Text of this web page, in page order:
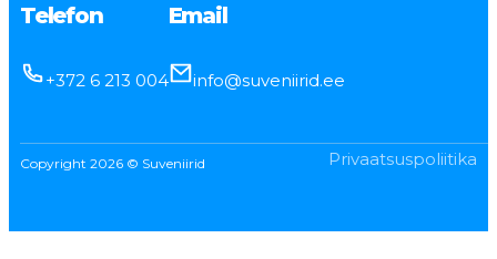
Telefon
+372 6 213 004
Email
info@suveniirid.ee
Copyright 2026 © Suveniirid Privaatsuspoliitika